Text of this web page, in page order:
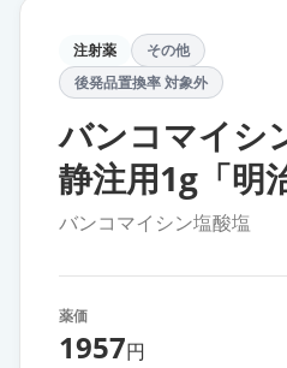
注射薬
その他
後発品置換率 対象外
バンコマイシ
静注用1g「明
バンコマイシン塩酸塩
薬価
1957円